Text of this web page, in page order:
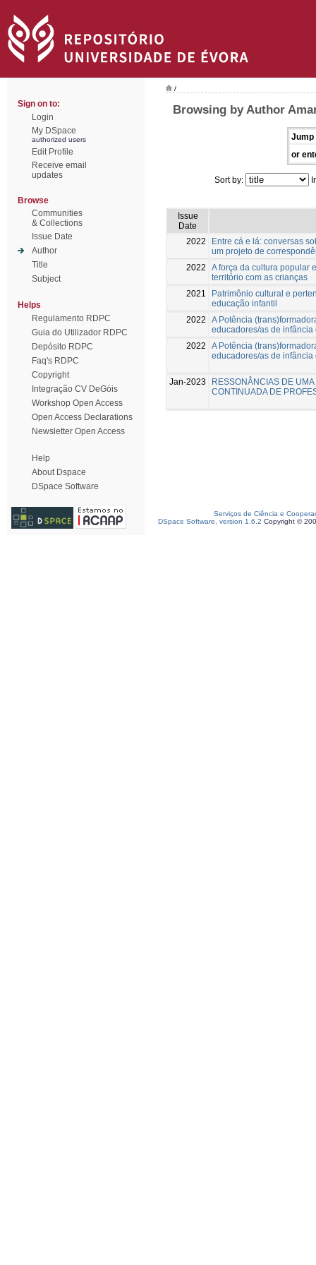
Sign on to:
Login
My DSpace
authorized users
Edit Profile
Receive email
updates
Browse
Communities
& Collections
Issue Date
Author
Title
Subject
Helps
Regulamento RDPC
Guia do Utilizador RDPC
Depósito RDPC
Faq's RDPC
Copyright
Integração CV DeGóis
Workshop Open Access
Open Access Declarations
Newsletter Open Access
Help
About Dspace
DSpace Software
/
Browsing by Author
Jump
or
Sort by:
Issue
Date
2022
Entre cá e lá: conversas
um projeto de
2022
A força da cultura popular
território com as crianças
2021
Patrimônio cultural e
educação infantil
2022
A Potência
educadores/as de
2022
A Potência
educadores/as de
Jan-2023
RESSONÂNCIAS DE
CONTINUADA DE
Serviços de Ciência e
DSpace Software, version 1.6.2 Copyright ©